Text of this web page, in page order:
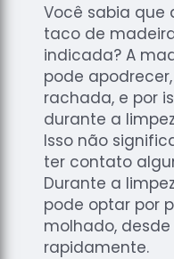
Você sabia que
taco de
indicada? A
pode
rachada, e por
durante a
Isso não
ter contato
Durante a
pode optar por
molhado,
rapidamente.